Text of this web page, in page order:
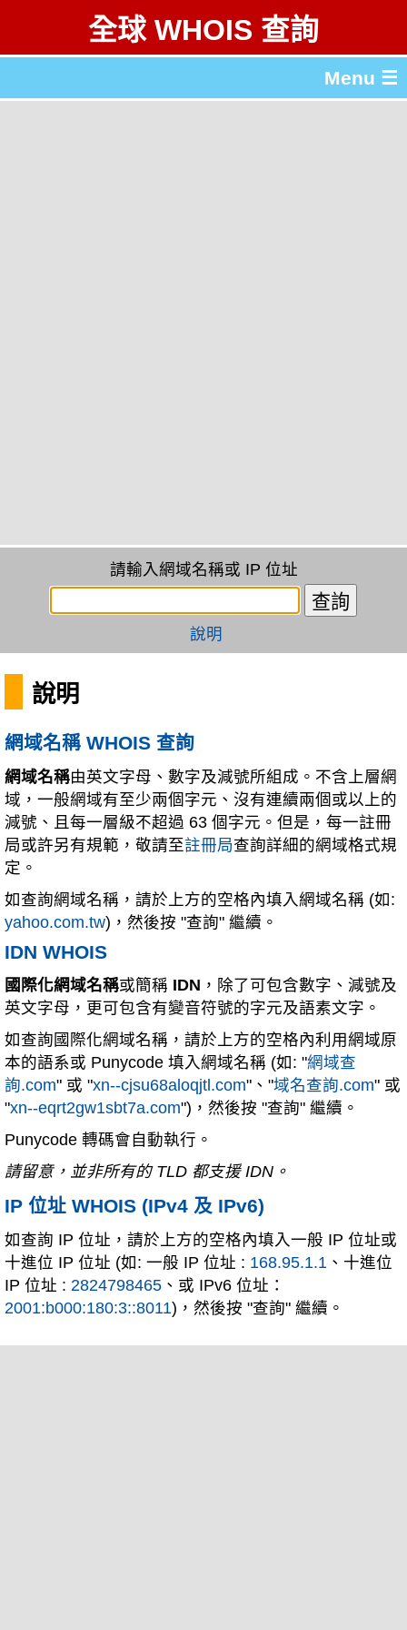
全球 WHOIS 查詢
Menu ☰
請輸入網域名稱或 IP 位址
說明
說明
網域名稱 WHOIS 查詢
網域名稱由英文字母、數字及減號所組成。不含上層網
域，一般網域有至少兩個字元、沒有連續兩個或以上的
減號、且每一層級不超過 63 個字元。但是，每一註冊
局或許另有規範，敬請至註冊局查詢詳細的網域格式規
定。
如查詢網域名稱，請於上方的空格內填入網域名稱 (如:
yahoo.com.tw)，然後按 "查詢" 繼續。
IDN WHOIS
國際化網域名稱或簡稱 IDN ，除了可包含數字、減號及
英文字母，更可包含有變音符號的字元及語素文字。
如查詢國際化網域名稱，請於上方的空格內利用網域原
本的語系或 Punycode 填入網域名稱 (如: "網域查
詢.com" 或 "xn--cjsu68aloqjtl.com"、"域名查詢.com" 或
"xn--eqrt2gw1sbt7a.com")，然後按 "查詢" 繼續。
Punycode 轉碼會自動執行。
請留意，並非所有的 TLD 都支援 IDN。
IP 位址 WHOIS (IPv4 及 IPv6)
如查詢 IP 位址，請於上方的空格內填入一般 IP 位址或
十進位 IP 位址 (如: 一般 IP 位址 : 168.95.1.1 、十進位
IP 位址 : 2824798465 、或 IPv6 位址：
2001:b000:180:3::8011)，然後按 "查詢" 繼續。